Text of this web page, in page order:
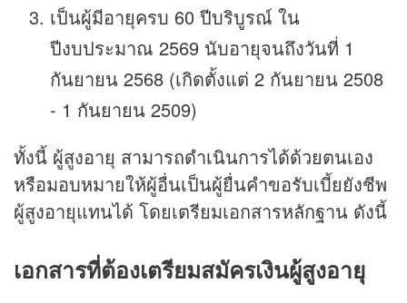
เป็นผู้มีอายุครบ 60 ปีบริบูรณ์ ใน
ปีงบประมาณ 2569 นับอายุจนถึงวันที่ 1
กันยายน 2568 (เกิดตั้งแต่ 2 กันยายน 2508
- 1 กันยายน 2509)
ทั้งนี้ ผู้สูงอายุ สามารถดำเนินการได้ด้วยตนเอง
หรือมอบหมายให้ผู้อื่นเป็นผู้ยื่นคำขอรับเบี้ยยังชีพ
ผู้สูงอายุแทนได้ โดยเตรียมเอกสารหลักฐาน ดังนี้
เอกสารที่ต้องเตรียมสมัครเงินผู้สูงอายุ